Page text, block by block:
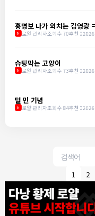
홍명보 나가 외치는 김영광
M 로얄 관리자조회수 70추천 0
슈팅막는 고양이
M 로얄 관리자조회수 73추천 0
털 민 기념
M 로얄 관리자조회수 84추천 0
1 2